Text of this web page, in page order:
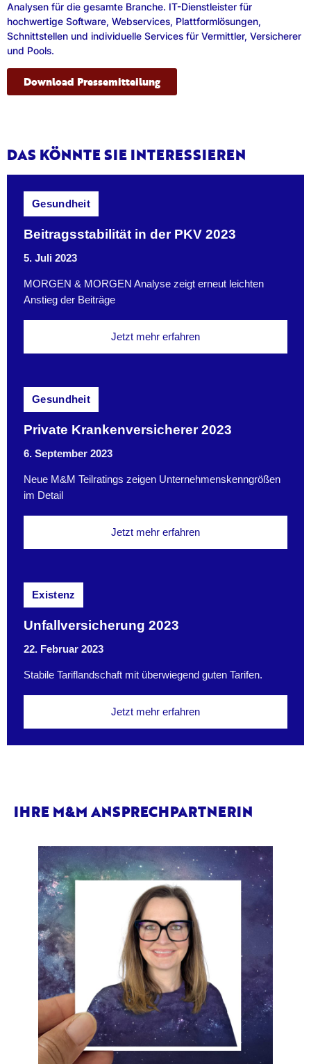
Analysen für die gesamte Branche. IT-Dienstleister für
hochwertige Software, Webservices, Plattformlösungen,
Schnittstellen und individuelle Services für Vermittler, Versicherer
und Pools.
Download Pressemitteilung
DAS KÖNNTE SIE INTERESSIEREN
Gesundheit
Beitragsstabilität in der PKV 2023
5. Juli 2023
MORGEN & MORGEN Analyse zeigt erneut leichten
Anstieg der Beiträge
Jetzt mehr erfahren
Gesundheit
Private Krankenversicherer 2023
6. September 2023
Neue M&M Teilratings zeigen Unternehmenskenngrößen
im Detail
Jetzt mehr erfahren
Existenz
Unfallversicherung 2023
22. Februar 2023
Stabile Tariflandschaft mit überwiegend guten Tarifen.
Jetzt mehr erfahren
IHRE M&M ANSPRECHPARTNERIN